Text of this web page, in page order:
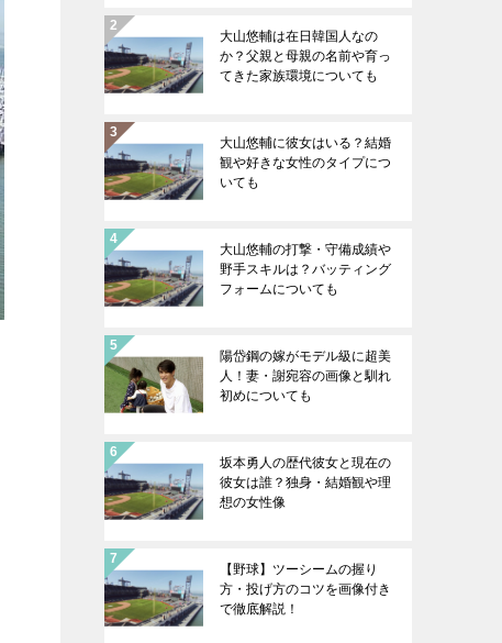
大山悠輔は在日韓国人なの
か？父親と母親の名前や育っ
てきた家族環境についても
大山悠輔に彼女はいる？結婚
観や好きな女性のタイプにつ
いても
大山悠輔の打撃・守備成績や
野手スキルは？バッティング
フォームについても
陽岱鋼の嫁がモデル級に超美
人！妻・謝宛容の画像と馴れ
初めについても
坂本勇人の歴代彼女と現在の
彼女は誰？独身・結婚観や理
想の女性像
【野球】ツーシームの握り
方・投げ方のコツを画像付き
で徹底解説！